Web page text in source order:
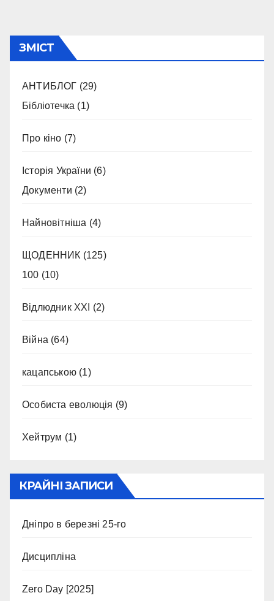
ЗМІСТ
АНТИБЛОГ (29)
Бібліотечка (1)
Про кіно (7)
Історія України (6)
Документи (2)
Найновітніша (4)
ЩОДЕННИК (125)
100 (10)
Відлюдник XXI (2)
Війна (64)
кацапською (1)
Особиста еволюція (9)
Хейтрум (1)
КРАЙНІ ЗАПИСИ
Дніпро в березні 25-го
Дисципліна
Zero Day [2025]